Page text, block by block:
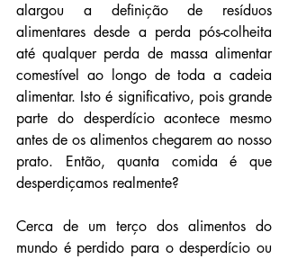
alargou a definição de resíduos
alimentares desde a perda pós-colheita
até qualquer perda de massa alimentar
comestível ao longo de toda a cadeia
alimentar. Isto é significativo, pois grande
parte do desperdício acontece mesmo
antes de os alimentos chegarem ao nosso
prato. Então, quanta comida é que
desperdiçamos realmente?
Cerca de um terço dos alimentos do
mundo é perdido para o desperdício ou